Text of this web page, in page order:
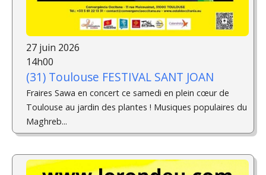
27 juin 2026
14h00
(31) Toulouse FESTIVAL SANT JOAN
Fraires Sawa en concert ce samedi en plein cœur de
Toulouse au jardin des plantes ! Musiques populaires du
Maghreb...